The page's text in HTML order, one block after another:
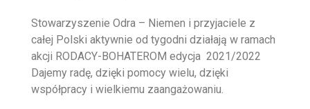
Stowarzyszenie Odra – Niemen i przyjaciele z
całej Polski aktywnie od tygodni działają w ramach
akcji RODACY-BOHATEROM edycja 2021/2022
Dajemy radę, dzięki pomocy wielu, dzięki
współpracy i wielkiemu zaangażowaniu.